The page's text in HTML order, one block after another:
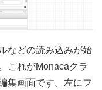
などの読み込みが始
これがMonacaクラ
集画面です。左にフ